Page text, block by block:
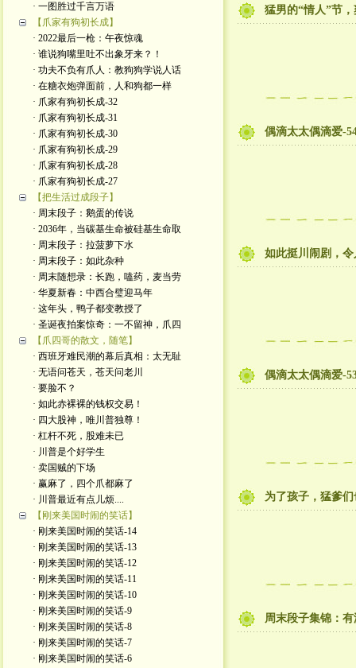
· 一图胜过千言万语
【爪家有狗初长成】
· 2022最后一枪：午夜惊魂
· 谁说狗嘴里吐不出象牙来？！
· 功夫不负有爪人：教狗狗学说人话
· 在糖衣炮弹面前，人和狗都一样
· 爪家有狗初长成-32
· 爪家有狗初长成-31
· 爪家有狗初长成-30
· 爪家有狗初长成-29
· 爪家有狗初长成-28
· 爪家有狗初长成-27
【把生活过成段子】
· 周末段子：鹅蛋的传说
· 2036年，当碳基生命被硅基生命取
· 周末段子：拉菠萝下水
· 周末段子：如此杂种
· 周末随想录：长跑，嗑药，麦当劳
· 华夏新春：中西合璧迎马年
· 这年头，鸭子都变教授了
· 圣诞夜拍案惊奇：一不留神，爪四
【爪四哥的散文，随笔】
· 西班牙难民潮的幕后真相：太无耻
· 无语问苍天，苍天问老川
· 要脸不？
· 如此赤裸裸的钱权交易！
· 四大股神，唯川普独尊！
· 杠杆不死，股难未已
· 川普是个好学生
· 卖国贼的下场
· 赢麻了，四个爪都麻了
· 川普最近有点儿烦....
【刚来美国时闹的笑话】
· 刚来美国时闹的笑话-14
· 刚来美国时闹的笑话-13
· 刚来美国时闹的笑话-12
· 刚来美国时闹的笑话-11
· 刚来美国时闹的笑话-10
· 刚来美国时闹的笑话-9
· 刚来美国时闹的笑话-8
· 刚来美国时闹的笑话-7
· 刚来美国时闹的笑话-6
猛男的“情人”节
偶滴太太偶滴爱-
如此挺川闹剧，
偶滴太太偶滴爱-
为了孩子，猛爹
周末段子集锦：